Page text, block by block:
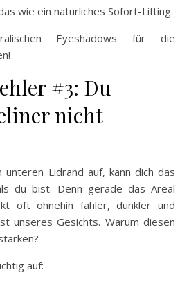
wie ein natürliches Sofort-Lifting.
Eyeshadows für die
#3: Du
nicht
Lidrand auf, kann dich das
du bist. Denn gerade das Areal
oft ohnehin fahler, dunkler und
unseres Gesichts. Warum diesen
auf: